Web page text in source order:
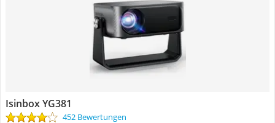
Isinbox YG381
452 Bewertungen